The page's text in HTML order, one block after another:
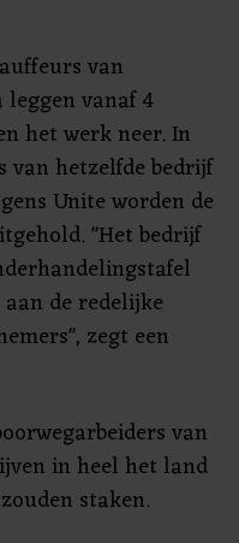
van
vanaf 4
het werk neer. In
van hetzelfde bedrijf
Unite worden de
"Het bedrijf
de redelijke
zegt een
van
in heel het land
staken.